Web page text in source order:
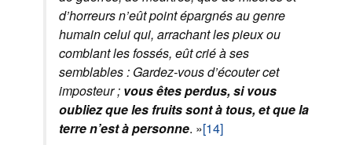
d’horreurs n’eût point épargnés au genre
humain celui qui, arrachant les pieux ou
comblant les fossés, eût crié à ses
semblables : Gardez-vous d’écouter cet
imposteur ; vous êtes perdus, si vous
oubliez que les fruits sont à tous, et que la
terre n’est à personne. »[14]